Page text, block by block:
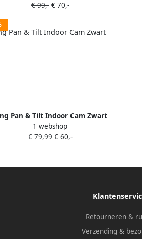
€ 99,-€ 70,-
Pan & Tilt Indoor Cam Zwart
1 webshop
€ 79,99€ 60,-
Retourneren &
Verzending &